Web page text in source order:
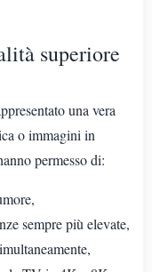
superiore
una vera
o immagini in
permesso di:
sempre più elevate,